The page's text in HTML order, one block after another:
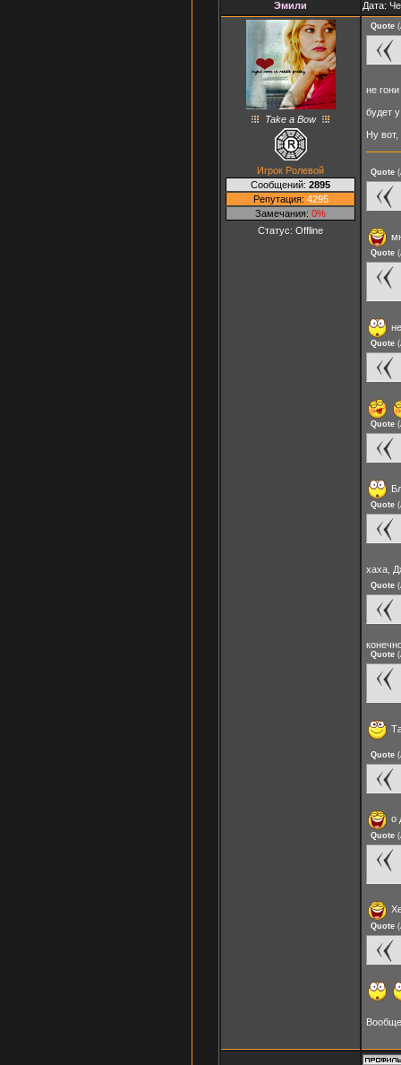
Эмили Дата:
Take a Bow
Игрок Ролевой
Сообщений: 2895
Репутация: 4295
Замечания: 0%
Статус: Offline
Quote (
не гони
будет
Ну вот,
Quote (
Quote (
Quote (
Quote (
Quote (
хаха,
Quote (
Quote (
Quote (
о
Quote (
Quote (